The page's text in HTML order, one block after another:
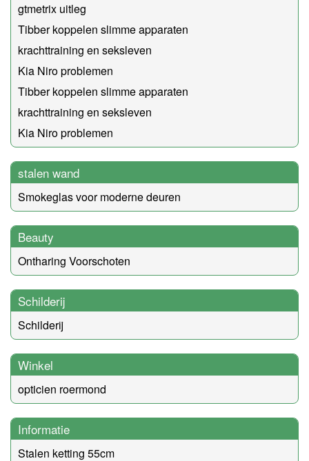
gtmetrix uitleg
Tibber koppelen slimme apparaten
krachttraining en seksleven
Kia Niro problemen
Tibber koppelen slimme apparaten
krachttraining en seksleven
Kia Niro problemen
stalen wand
Smokeglas voor moderne deuren
Beauty
Ontharing Voorschoten
Schilderij
Schilderij
Winkel
opticien roermond
Informatie
Stalen ketting 55cm